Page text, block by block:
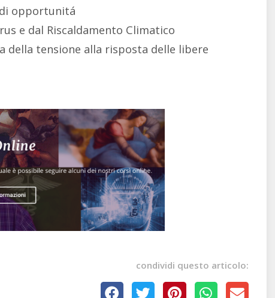
opportunitá
e dal Riscaldamento Climatico
della tensione alla risposta delle libere
condividi questo articolo: